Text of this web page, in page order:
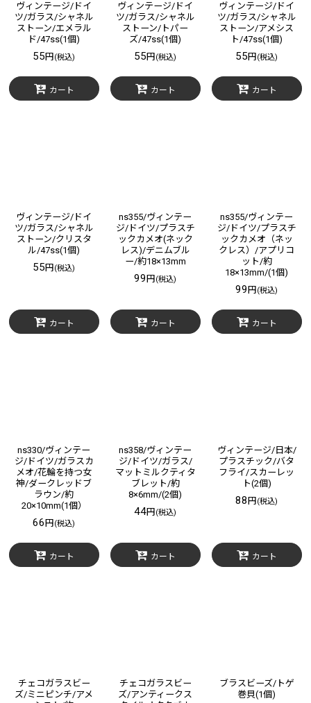
ヴィンテージ/ドイ
ツ/ガラス/シャネル
ストーン/エメラル
ド/47ss(1個)
55円 (税込)
カート
ヴィンテージ/ドイ
ツ/ガラス/シャネル
ストーン/トパー
ズ/47ss(1個)
55円 (税込)
カート
ヴィンテージ/ドイ
ツ/ガラス/シャネル
ストーン/アメシス
ト/47ss(1個)
55円 (税込)
カート
ヴィンテージ/ドイ
ツ/ガラス/シャネル
ストーン/クリスタ
ル/47ss(1個)
55円 (税込)
カート
ns355/ヴィンテー
ジ/ドイツ/プラスチ
ックカメオ(ネック
レス)/デニムブル
ー/約18×13mm
99円 (税込)
カート
ns355/ヴィンテー
ジ/ドイツ/プラスチ
ックカメオ（ネッ
クレス）/アプリコ
ット/約
18×13mm/(1個)
99円 (税込)
カート
ns330/ヴィンテー
ジ/ドイツ/ガラスカ
メオ/花輪を持つ女
神/ダークレッドブ
ラウン/約
20×10mm(1個）
66円 (税込)
カート
ns358/ヴィンテー
ジ/ドイツ/ガラス/
マットミルクティタ
ブレット/約
8×6mm/(2個)
44円 (税込)
カート
ヴィンテージ/日本/
プラスチック/バタ
フライ/スカーレッ
ト(2個)
88円 (税込)
カート
チェコガラスビー
ズ/ミニピンチ/アメ
チェコガラスビー
ズ/アンティークス
ブラスビーズ/トゲ
巻貝(1個)